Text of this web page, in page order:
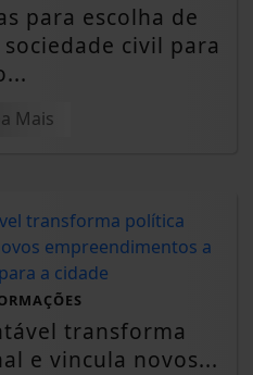
para escolha de
civil para
Mais
transforma
e vincula novos...